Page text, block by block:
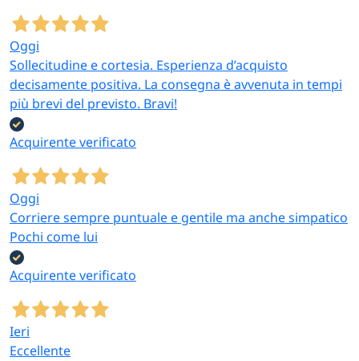
Oggi
Sollecitudine e cortesia. Esperienza d’acquisto
decisamente positiva. La consegna è avvenuta in tempi
più brevi del previsto. Bravi!
Acquirente verificato
Oggi
Corriere sempre puntuale e gentile ma anche simpatico
Pochi come lui
Acquirente verificato
Ieri
Eccellente